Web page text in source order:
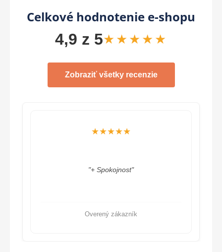
Celkové hodnotenie e-shopu
4,9 z 5★★★★★
Zobraziť všetky recenzie
★★★★★
"+ Spokojnost"
Overený zákazník